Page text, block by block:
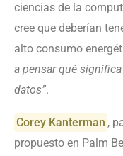
ciencias de la
cree que deberían
alto consumo
a pensar qué
datos”.
Corey Kanterman ,
propuesto en Palm